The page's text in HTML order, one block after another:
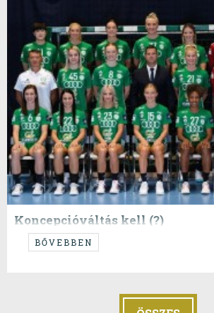
Koncepcióváltás kell (?)
Ahogy igértük VENDÉGSZERZŐ poszt következik :)
BŐVEBBEN